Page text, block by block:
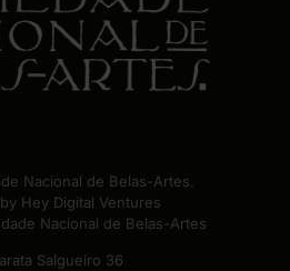
Nacional de Belas-Artes.
Hey Digital Ventures
Nacional de Belas-Artes
Salgueiro 36